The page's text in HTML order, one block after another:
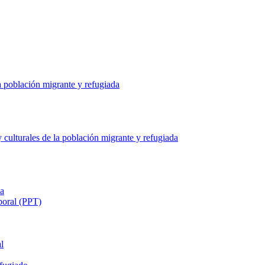
migrante y refugiada
de la población migrante y refugiada
(PPT)